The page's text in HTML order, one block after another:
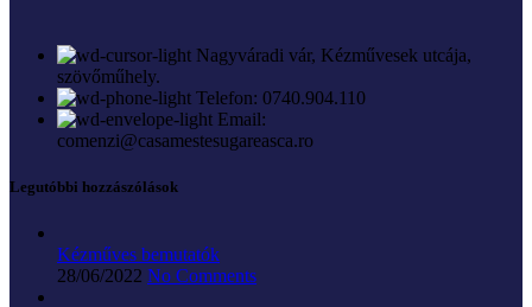
Nagyváradi vár, Kézművesek utcája,
szövőműhely.
Telefon: 0740.904.110
Email:
comenzi@casamestesugareasca.ro
Legutóbbi hozzászólások
Kézműves bemutatók
28/06/2022 No Comments